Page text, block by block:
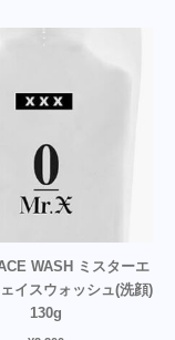
WASH ミスターエ
イスウォッシュ(洗顔)
130g